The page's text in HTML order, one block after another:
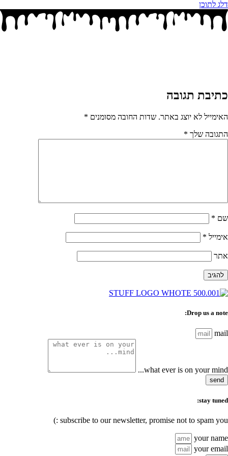
דלג לתוכן
כתיבת תגובה
האימייל לא יוצג באתר. שדות החובה מסומנים *
התגובה שלך *
שם *
אימייל *
אתר
Drop us a note:
mail
what ever is on your mind...
send
stay tuned:
subscribe to our newsletter, promise not to spam you :)
your name
your email